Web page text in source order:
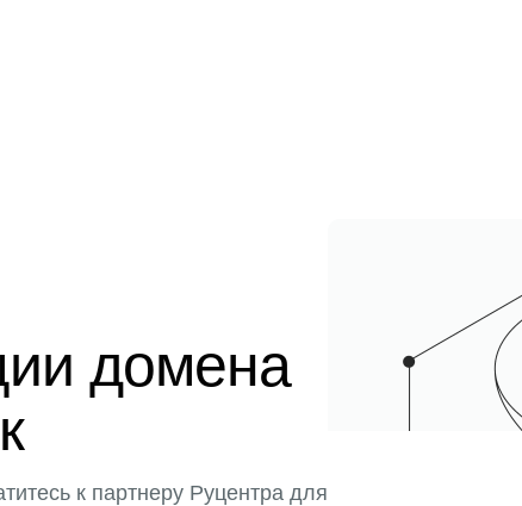
домена
к партнеру Руцентра для